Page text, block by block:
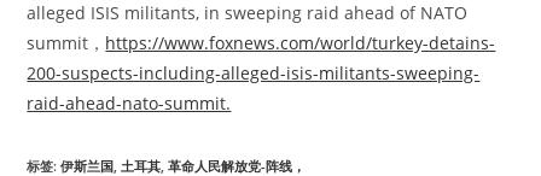
alleged ISIS militants, in sweeping raid ahead of NATO
summit， https://www.foxnews.com/world/turkey-detains-
200-suspects-including-alleged-isis-militants-sweeping-
raid-ahead-nato-summit.
标签:伊斯兰国 土耳其 革命人民解放党-阵线，